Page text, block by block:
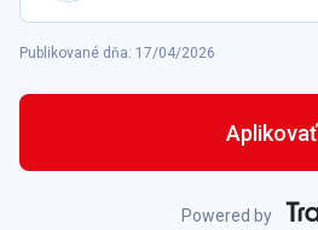
Publikované dňa: 17/04/2026
Aplikovať
Powered by